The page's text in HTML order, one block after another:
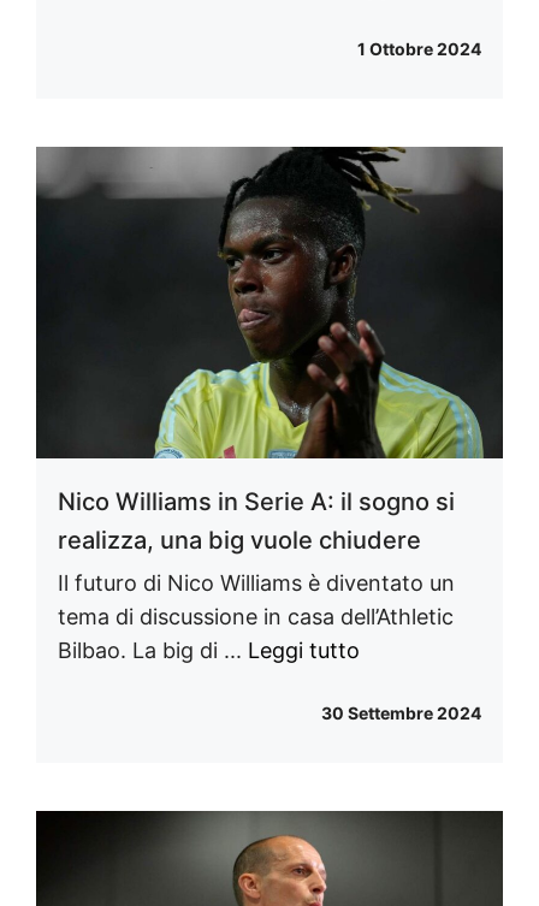
1 Ottobre 2024
Nico Williams in Serie A: il sogno si
realizza, una big vuole chiudere
Il futuro di Nico Williams è diventato un
tema di discussione in casa dell’Athletic
Bilbao. La big di ... Leggi tutto
30 Settembre 2024